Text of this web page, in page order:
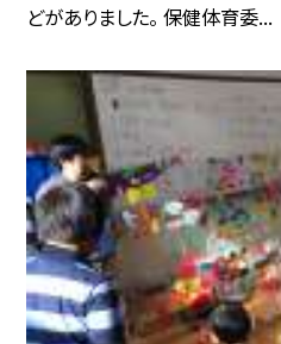
どがありました。 保健体育委...